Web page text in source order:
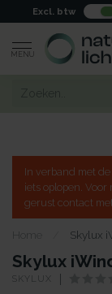
Excl. btw
MENU
In verband met
iets oplopen.
gerust contact
Home Skylux
Skylux
SKYLUX